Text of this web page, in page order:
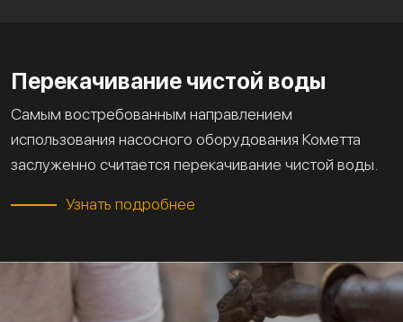
Перекачивание чистой воды
Самым востребованным направлением
использования насосного оборудования Кометта
заслуженно считается перекачивание чистой воды.
Узнать подробнее